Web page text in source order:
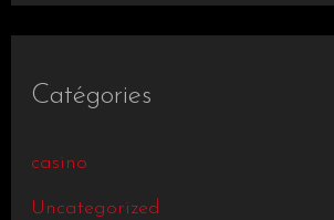
Catégories
casino
Uncategorized